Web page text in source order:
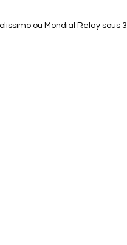
ou Mondial Relay sous 3